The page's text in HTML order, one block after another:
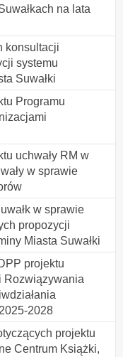
na lata
konsultacji
systemu
Suwałki
Programu
uchwały RM w
w sprawie
w sprawie
propozycji
Miasta Suwałki
projektu
Rozwiązywania
2028
projektu
Centrum Książki,